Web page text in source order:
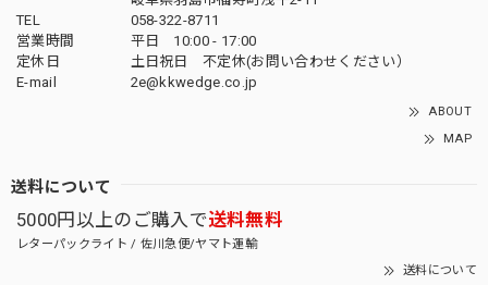
TEL
058-322-8711
営業時間
平日 10:00 - 17:00
定休日
土日祝日 不定休(お問い合わせください）
E-mail
2e@kkwedge.co.jp
ABOUT
MAP
送料について
5000円以上のご購入で送料無料
レターパックライト / 佐川急便/ヤマト運輸
送料について